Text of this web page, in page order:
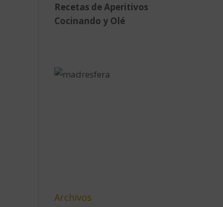
Recetas de Aperitivos
Cocinando y Olé
Archivos